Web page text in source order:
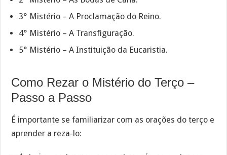
3° Mistério – A Proclamação do Reino.
4° Mistério – A Transfiguração.
5° Mistério – A Instituição da Eucaristia.
Como Rezar o Mistério do Terço –
Passo a Passo
É importante se familiarizar com as orações do terço e
aprender a reza-lo: